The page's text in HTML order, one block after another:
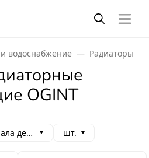
водоснабжение Радиаторы
OGINT
дешевые шт.